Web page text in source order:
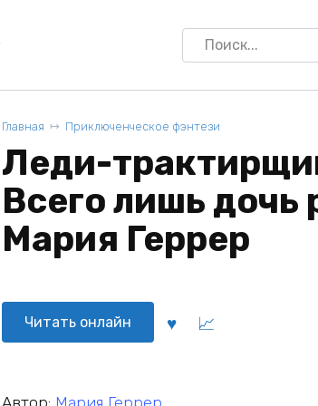
Search
for:
Главная Приключенческое фэнтези
Леди-
Всего лишь дочь
Мария Геррер
Читать онлайн
Автор: Мария Геррер